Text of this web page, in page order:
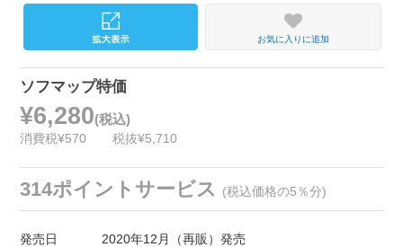
お気に入りに追加
ソフマップ特価
¥6,280(税込)
消費税¥570 税抜¥5,710
314ポイントサービス (税込価格の5％分)
発売日 2020年12月（再販）発売